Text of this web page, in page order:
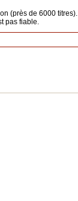
(près de 6000 titres).
pas fiable.